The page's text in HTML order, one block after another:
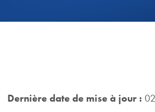
Dernière date de mise à jour :